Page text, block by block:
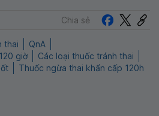
Chia sẻ
thai
QnA
giờ
Các loại thuốc tránh thai
Thuốc ngừa thai khẩn cấp 120h